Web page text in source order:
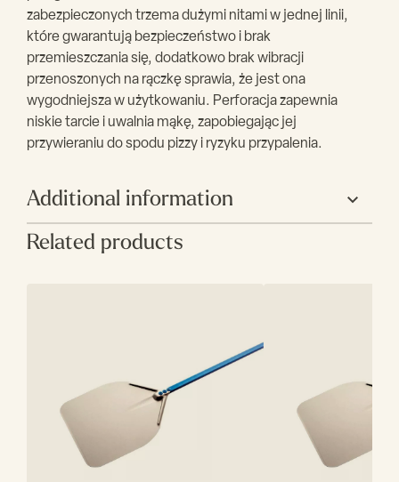
zabezpieczonych trzema dużymi nitami w jednej linii,
które gwarantują bezpieczeństwo i brak
przemieszczania się, dodatkowo brak wibracji
przenoszonych na rączkę sprawia, że jest ona
wygodniejsza w użytkowaniu. Perforacja zapewnia
niskie tarcie i uwalnia mąkę, zapobiegając jej
przywieraniu do spodu pizzy i ryzyku przypalenia.
Additional information
Producent Gimetal
Długość
całkowita(cm)
160
Related products